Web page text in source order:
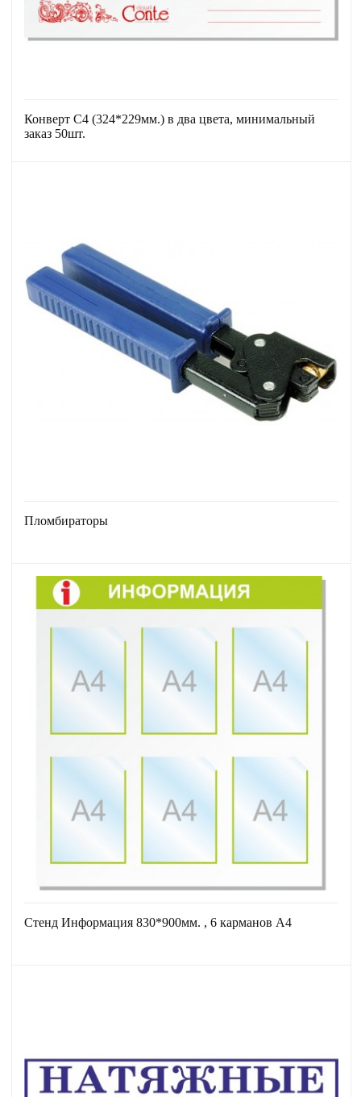
Конверт С4 (324*229мм.) в два цвета, минимальный
заказ 50шт.
Пломбираторы
Стенд Информация 830*900мм. , 6 карманов А4